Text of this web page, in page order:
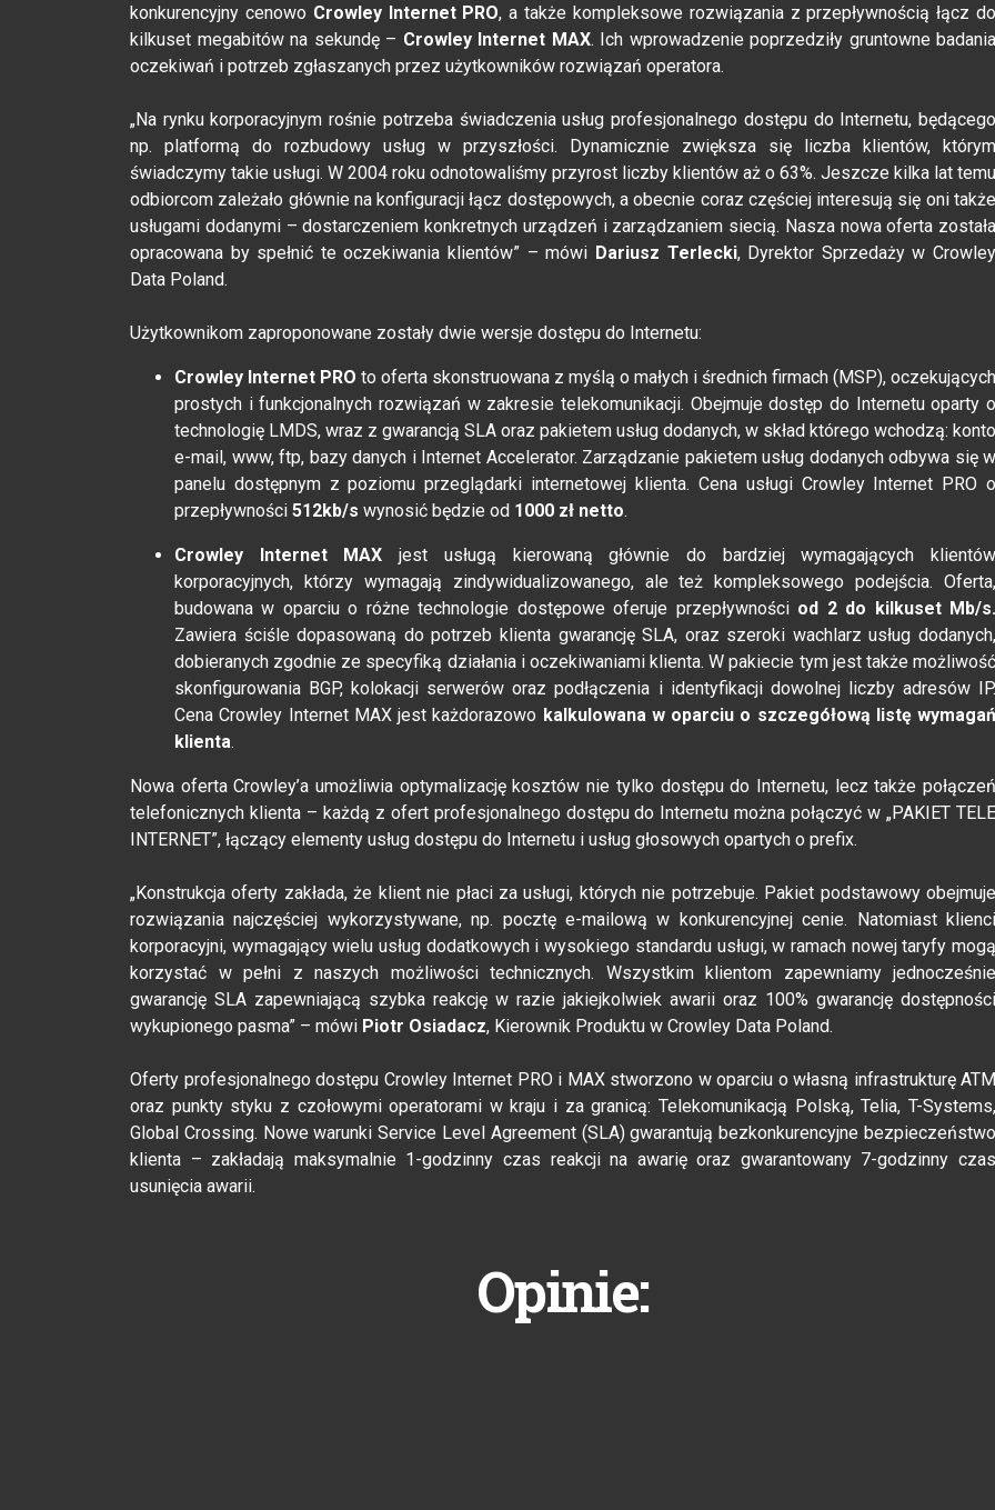
konkurencyjny cenowo Crowley Internet PRO, a także kompleksowe rozwiązania z przepływnością łącz do
kilkuset megabitów na sekundę – Crowley Internet MAX. Ich wprowadzenie poprzedziły gruntowne badania
oczekiwań i potrzeb zgłaszanych przez użytkowników rozwiązań operatora.
„Na rynku korporacyjnym rośnie potrzeba świadczenia usług profesjonalnego dostępu do Internetu, będącego
np. platformą do rozbudowy usług w przyszłości. Dynamicznie zwiększa się liczba klientów, którym
świadczymy takie usługi. W 2004 roku odnotowaliśmy przyrost liczby klientów aż o 63%. Jeszcze kilka lat temu
odbiorcom zależało głównie na konfiguracji łącz dostępowych, a obecnie coraz częściej interesują się oni także
usługami dodanymi – dostarczeniem konkretnych urządzeń i zarządzaniem siecią. Nasza nowa oferta została
opracowana by spełnić te oczekiwania klientów” – mówi Dariusz Terlecki, Dyrektor Sprzedaży w Crowley
Data Poland.
Użytkownikom zaproponowane zostały dwie wersje dostępu do Internetu:
Crowley Internet PRO to oferta skonstruowana z myślą o małych i średnich firmach (MSP), oczekujących
prostych i funkcjonalnych rozwiązań w zakresie telekomunikacji. Obejmuje dostęp do Internetu oparty o
technologię LMDS, wraz z gwarancją SLA oraz pakietem usług dodanych, w skład którego wchodzą: konto
e-mail, www, ftp, bazy danych i Internet Accelerator. Zarządzanie pakietem usług dodanych odbywa się w
panelu dostępnym z poziomu przeglądarki internetowej klienta. Cena usługi Crowley Internet PRO o
przepływności 512kb/s wynosić będzie od 1000 zł netto.
Crowley Internet MAX jest usługą kierowaną głównie do bardziej wymagających klientów
korporacyjnych, którzy wymagają zindywidualizowanego, ale też kompleksowego podejścia. Oferta,
budowana w oparciu o różne technologie dostępowe oferuje przepływności od 2 do kilkuset Mb/s.
Zawiera ściśle dopasowaną do potrzeb klienta gwarancję SLA, oraz szeroki wachlarz usług dodanych,
dobieranych zgodnie ze specyfiką działania i oczekiwaniami klienta. W pakiecie tym jest także możliwość
skonfigurowania BGP, kolokacji serwerów oraz podłączenia i identyfikacji dowolnej liczby adresów IP.
Cena Crowley Internet MAX jest każdorazowo kalkulowana w oparciu o szczegółową listę wymagań
klienta.
Nowa oferta Crowley’a umożliwia optymalizację kosztów nie tylko dostępu do Internetu, lecz także połączeń
telefonicznych klienta – każdą z ofert profesjonalnego dostępu do Internetu można połączyć w „PAKIET TELE
INTERNET”, łączący elementy usług dostępu do Internetu i usług głosowych opartych o prefix.
„Konstrukcja oferty zakłada, że klient nie płaci za usługi, których nie potrzebuje. Pakiet podstawowy obejmuje
rozwiązania najczęściej wykorzystywane, np. pocztę e-mailową w konkurencyjnej cenie. Natomiast klienci
korporacyjni, wymagający wielu usług dodatkowych i wysokiego standardu usługi, w ramach nowej taryfy mogą
korzystać w pełni z naszych możliwości technicznych. Wszystkim klientom zapewniamy jednocześnie
gwarancję SLA zapewniającą szybka reakcję w razie jakiejkolwiek awarii oraz 100% gwarancję dostępności
wykupionego pasma” – mówi Piotr Osiadacz, Kierownik Produktu w Crowley Data Poland.
Oferty profesjonalnego dostępu Crowley Internet PRO i MAX stworzono w oparciu o własną infrastrukturę ATM
oraz punkty styku z czołowymi operatorami w kraju i za granicą: Telekomunikacją Polską, Telia, T-Systems,
Global Crossing. Nowe warunki Service Level Agreement (SLA) gwarantują bezkonkurencyjne bezpieczeństwo
klienta – zakładają maksymalnie 1-godzinny czas reakcji na awarię oraz gwarantowany 7-godzinny czas
usunięcia awarii.
Opinie: